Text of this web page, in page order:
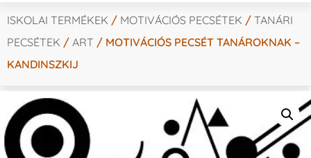
ISKOLAI TERMÉKEK / MOTIVÁCIÓS PECSÉTEK / TANÁRI
PECSÉTEK / ART / MOTIVÁCIÓS PECSÉT TANÁROKNAK –
KANDINSZKIJ